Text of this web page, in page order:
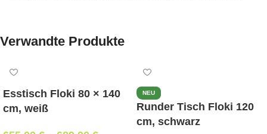
cm Einlage lässt sich der Tisch problemlos für eine
ausgeklappten Zustand beträgt die Länge 220 cm.
Er eignet sich sowohl für den täglichen Gebrauch
als auch für festliche Anlässe.
Verwandte Produkte
Esstisch Floki 80 × 140
cm, weiß
NEU
Runder Tisch Floki 120
cm, schwarz